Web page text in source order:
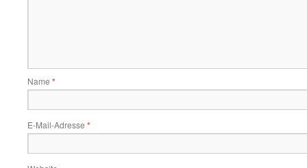
Name *
E-Mail-Adresse *